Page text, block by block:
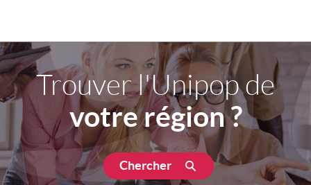
Trouver l'Unipop de
votre région ?
Chercher